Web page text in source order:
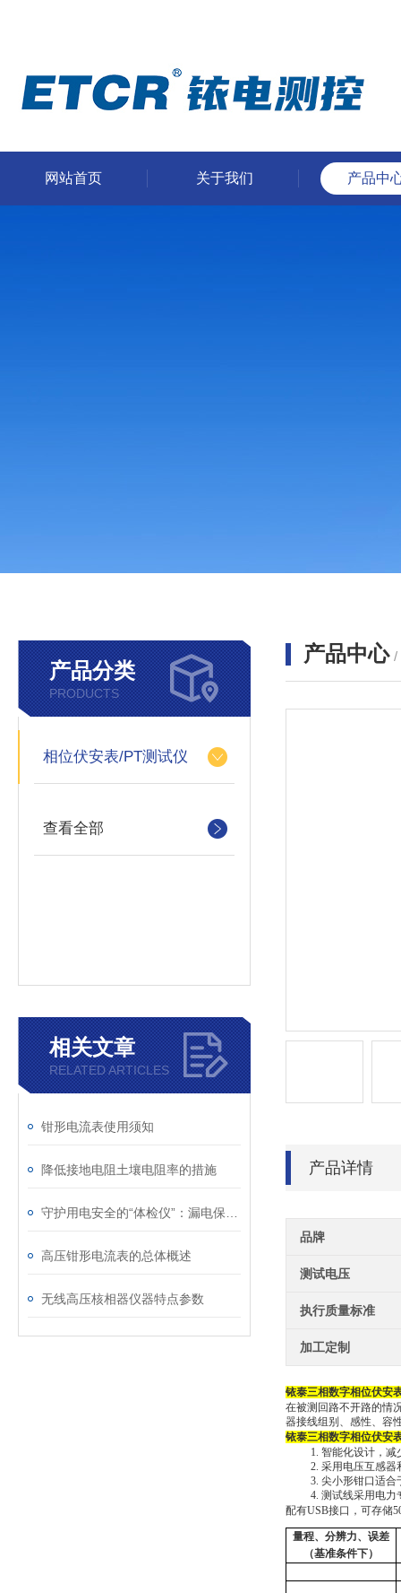
网站首页 关于我们 产品中
产品分类
PRODUCTS
相位伏安表/PT测试仪
查看全部
相关文章
RELATED ARTICLES
钳形电流表使用须知
降低接地电阻土壤电阻率的措施
高压钳形电流表的总体概述
无线高压核相器仪器特点参数
产品中心 /
产品详情
品牌
测试电压
执行质量标准
加工定制
铱泰三相数字相位伏安
在被测回路不开路的情
器接线组别、感性、容
铱泰三相数字相位伏安
1. 智能化设计，减
2. 采用电压互感器
3. 尖小形钳口适合
4. 测试线采用电力
配有USB接口，可存储
量程、分辨力、误差
（基准条件下）